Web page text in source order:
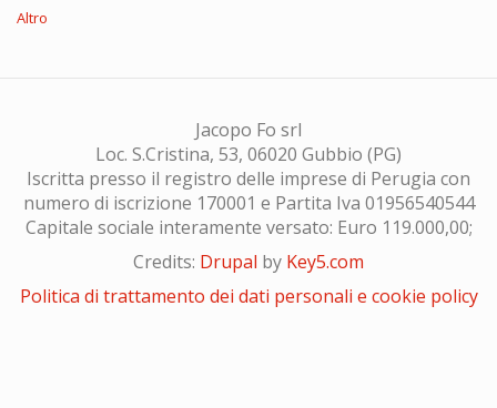
Altro
Jacopo Fo srl
Loc. S.Cristina, 53, 06020 Gubbio (PG)
Iscritta presso il registro delle imprese di Perugia con
numero di iscrizione 170001 e Partita Iva 01956540544
Capitale sociale interamente versato: Euro 119.000,00;
Credits: Drupal by Key5.com
Politica di trattamento dei dati personali e cookie policy